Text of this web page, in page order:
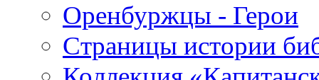
Оренбуржцы - Герои
Страницы истории